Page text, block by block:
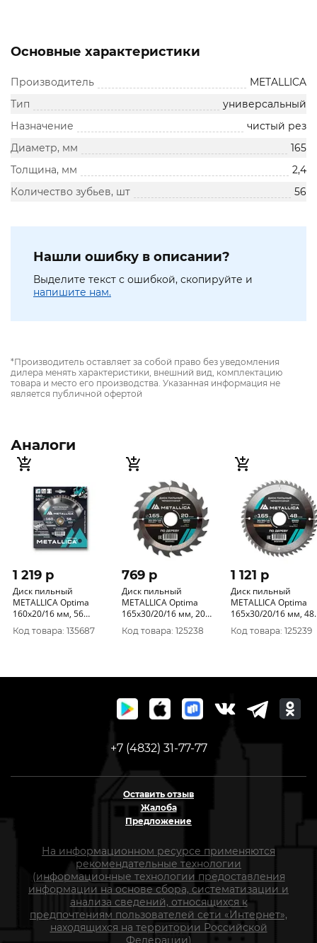
Основные характеристики
Производитель
METALLICA
Тип
универсальный
Назначение
чистый рез
Диаметр, мм
165
Толщина, мм
2,4
Количество зубьев, шт
56
Нашли ошибку в описании?
Выделите текст с ошибкой, скопируйте и
напишите нам.
*Производитель оставляет за собой право без уведомления
дилера менять характеристики, внешний вид, комплектацию
товара и место его производства. Указанная информация не
является публичной офертой
Аналоги
1 219 p
Диск пильный
METALLICA Optima
160x20/16 мм, 56
зубов, Т=2, 4 мм по
алюминию, пластику,
Код товара: 135687
769 p
Диск пильный
METALLICA Optima
165x30/20/16 мм, 20
зубов, Т=2, 4 мм по
дереву продольный,
Код товара: 125238
1 121 p
Диск пильный
METALLICA Optima
165x30/20/16 мм, 48
зубов, Т=2, 4 мм по
дереву поперечный,
Код товара: 125239
+7 (4832) 31-77-77
Оставить отзыв
Жалоба
Предложение
На информационном ресурсе применяются
рекомендательные технологии
(информационные технологии предоставления
информации на основе сбора, систематизации и
анализа сведений, относящихся к
предпочтениям пользователей сети «Интернет»,
находящихся на территории Российской
Федерации)